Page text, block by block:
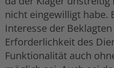
nicht eingewilligt habe.
Interesse der
Erforderlichkeit des
Funktionalität auch